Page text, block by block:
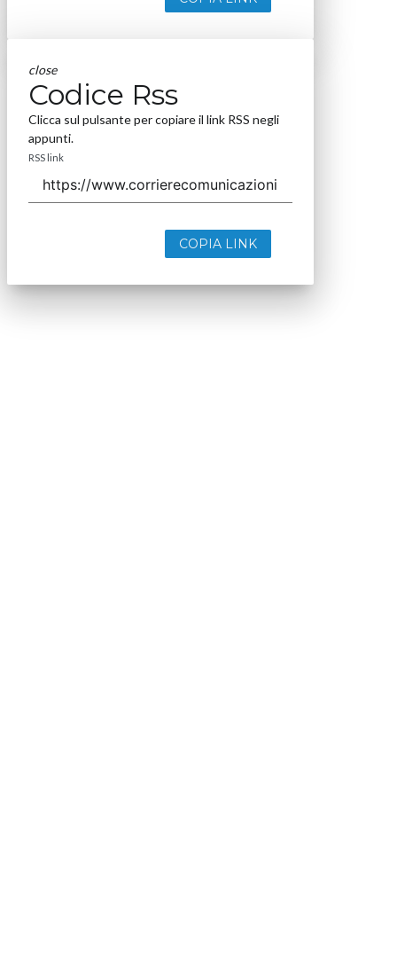
close
Codice Rss
Clicca sul pulsante per copiare il link RSS negli
appunti.
RSS link
COPIA LINK